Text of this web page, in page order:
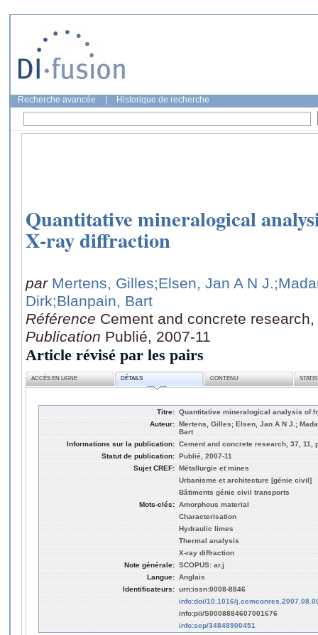
Recherche avancée Historique de recherche
Quantitative mineralogical
X-ray diffraction
par Mertens, Gilles;Elsen, Jan A N J.
Dirk;Blanpain, Bart
Référence Cement and concrete
Publication Publié, 2007-11
Article révisé par les pairs
ACCÈS EN LIGNE DÉTAILS CONTENU
Titre: Quantitative mineralogical analysis of
Auteur: Mertens, Gilles; Elsen, Jan A N J.;
Bart
Informations sur la publication: Cement and concrete research, 37, 11,
Statut de publication: Publié, 2007-11
Sujet CREF: Métallurgie et mines
Urbanisme et architecture [génie civil]
Bâtiments génie civil transports
Mots-clés: Amorphous material
Characterisation
Hydraulic limes
Thermal analysis
X-ray diffraction
Note générale: SCOPUS: ar.j
Langue: Anglais
Identificateurs: urn:issn:0008-8846
info:doi/10.1016/
info:pii/S0008884607001676
info:scp/34848900451